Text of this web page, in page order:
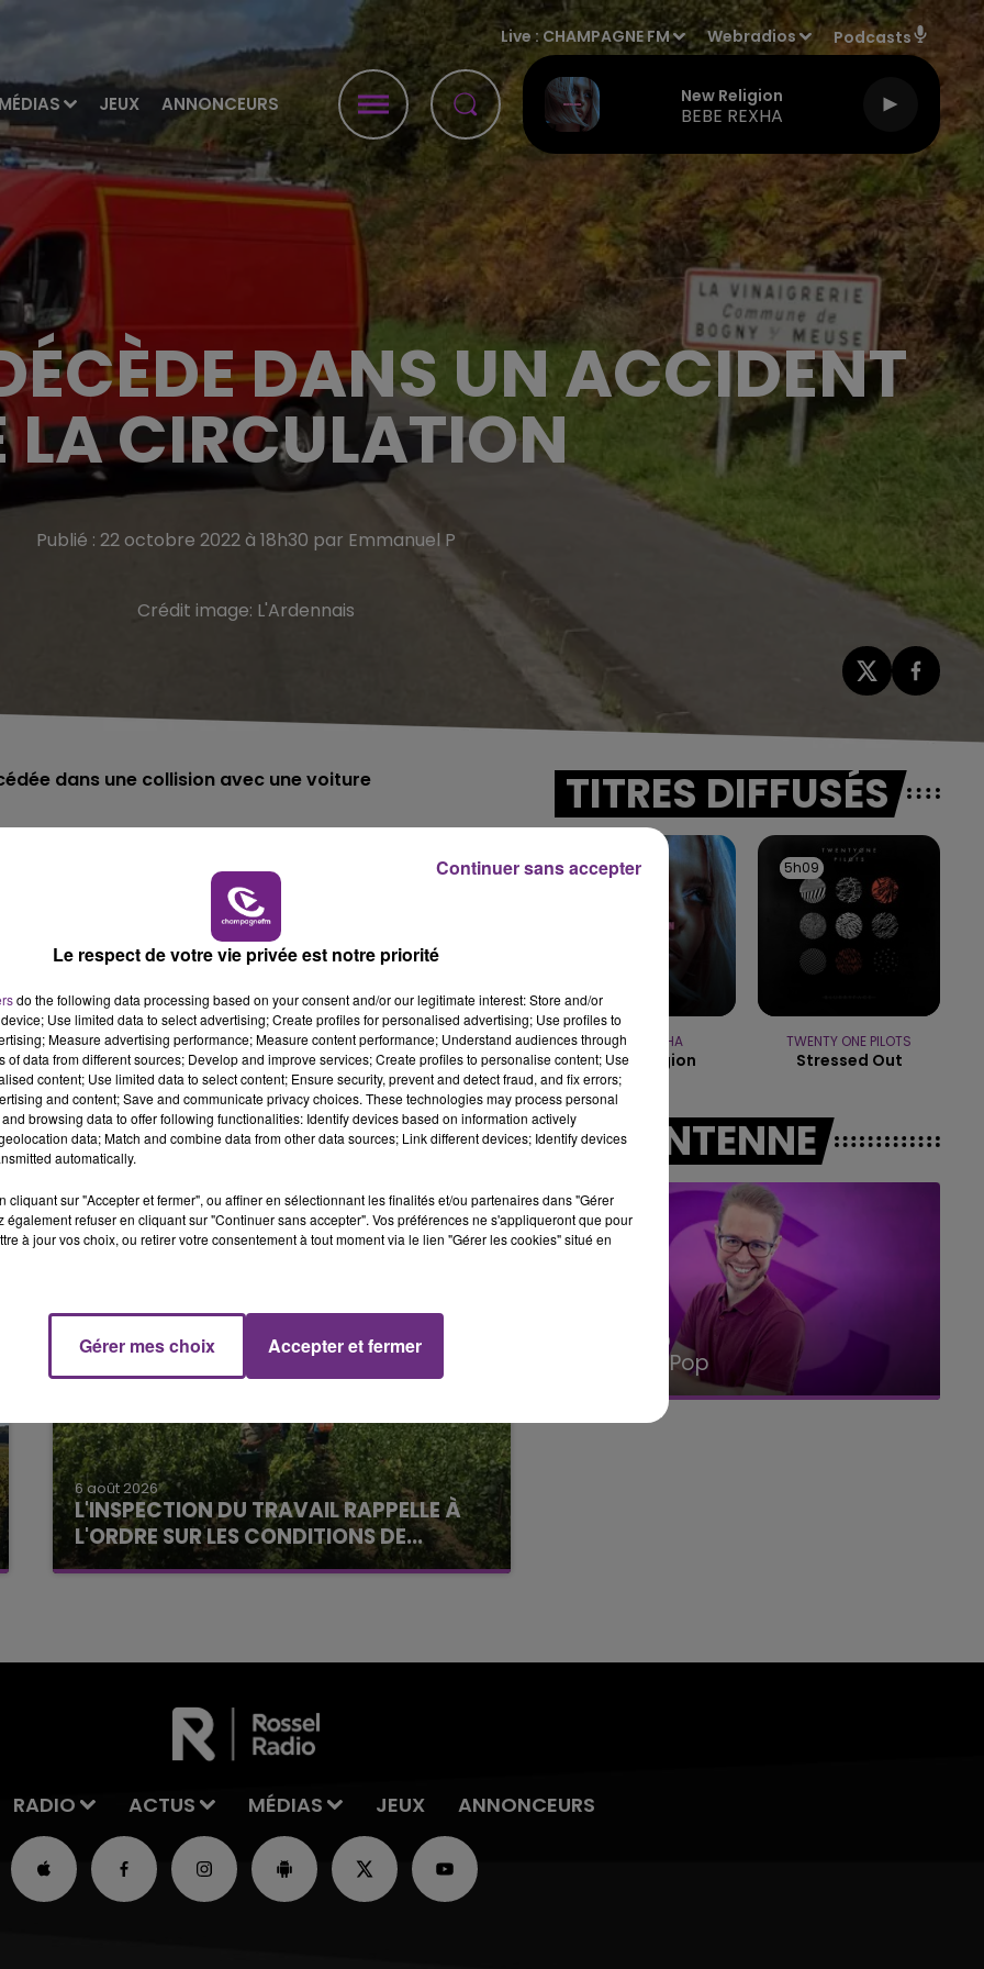
MÉDIAS JEUX ANNONCEURS
Live :CHAMPAGNE FM Webradios Podcasts
New Religion
BEBE REXHA
6h00 - 10h00
LA FAMILLE LE TICKET DE CAISSE
DANS UN ACCIDENT
LA CIRCULATION
Publié : 22 octobre 2022 à 18h30 par Emmanuel P
Crédit image: L'Ardennais
dans une collision avec une voiture
sur la route de la vinaigrerie à Bogny-sur-Meuse
une voiture.
arrêt cardio respiratoire.
par le médecin du SMUR.
par les gendarmes.
a été transporté au CH Charleville.
a été examinée par le médecin du SMUR et
6 août 2026
L'INSPECTION DU TRAVAIL RAPPELLE À
L'ORDRE SUR LES CONDITIONS DE...
Alors que les dates de début des vendange
TITRES DIFFUSÉS
5h13
5h13
BEBE REXHA
New Religion
5h09
5h09
TWENTY ONE PILOTS
Stressed Out
A L'ANTENNE
10h00 - 14h00
LE TICKET DE CAISSE
14h00 - 15h00
La Radio Pop
RADIO ACTUS MÉDIAS JEUX ANNONCEURS
Le respect de votre vie privée est notre priorité
do the following data processing based on your consent and/or our legitimate interest: Store and/or
Use limited data to select advertising; Create profiles for personalised advertising; Use profiles to
Measure advertising performance; Measure content performance; Understand audiences through
of data from different sources; Develop and improve services; Create profiles to personalise content; Use
content; Use limited data to select content; Ensure security, prevent and detect fraud, and fix errors;
and content; Save and communicate privacy choices. These technologies may process personal
browsing data to offer following functionalities: Identify devices based on information actively
data; Match and combine data from other data sources; Link different devices; Identify devices
automatically.
cliquant sur "Accepter et fermer", ou affiner en sélectionnant les finalités et/ou partenaires dans "Gérer
également refuser en cliquant sur "Continuer sans accepter". Vos préférences ne s'appliqueront que pour
à jour vos choix, ou retirer votre consentement à tout moment via le lien "Gérer les cookies" situé en
Gérer mes choix Accepter et fermer
Continuer sans accepter